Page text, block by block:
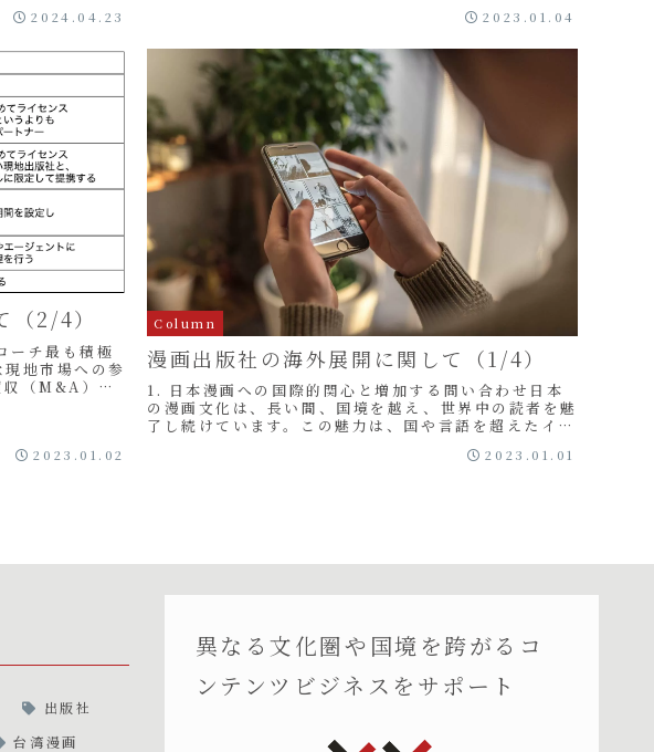
2024.04.23 2023.01.04
（2/4）
ーチ最も積極
地市場への参
（M&A）を
2023.01.02
Column
漫画出版社の海外展開に関して（1/4）
1. 日本漫画への国際的関心と増加する問い合わせ日本
の漫画文化は、長い間、国境を越え、世界中の読者を魅
了し続けています。この魅力は、国や言語を超えたイン
2023.01.01
出版社
台湾漫画
異なる文化圏や国境を跨がるコ
ンテンツビジネスをサポート